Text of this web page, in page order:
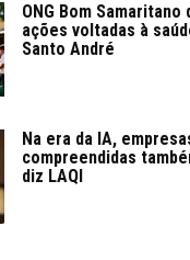
ONG Bom Samaritano
ações voltadas à
Santo André
Na era da IA,
compreendidas
diz LAQI